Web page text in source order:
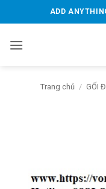
qua
dung
ADD
Trang chủ / GỐI